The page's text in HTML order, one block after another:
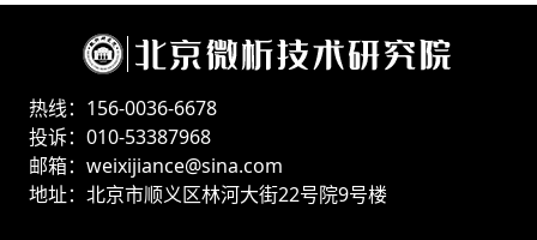
热线：156-0036-6678
投诉：010-53387968
邮箱：weixijiance@sina.com
地址：北京市顺义区林河大街22号院9号楼